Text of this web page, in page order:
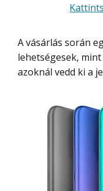
A vásárlás során egyéb extra szolgáltatások is
lehetségesek, mint
azoknál vedd ki a